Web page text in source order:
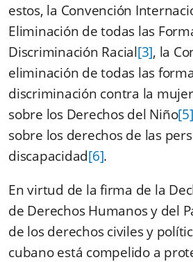
estos, la Convención
Eliminación de todas las
Discriminación Racial[3], la
eliminación de todas las
discriminación contra la mujer
sobre los Derechos del Niño[5]
sobre los derechos de las
discapacidad[6].
En virtud de la firma de la
de Derechos Humanos y del
de los derechos civiles y
cubano está compelido a